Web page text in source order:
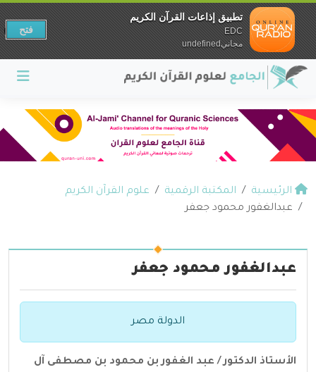
الرئيسية المكتبة الرقمية
علوم القرآن الكريم
عبدالغفور محمود جعفر
عبدالغفور محمود جعفر
الدولة مصر
الأستاذ الدكتور / عبد الغفور بن محمود بن مصطفى آل
تطبيق إذاعات القرآن الكريم
EDC
مجانيundefined
فتح